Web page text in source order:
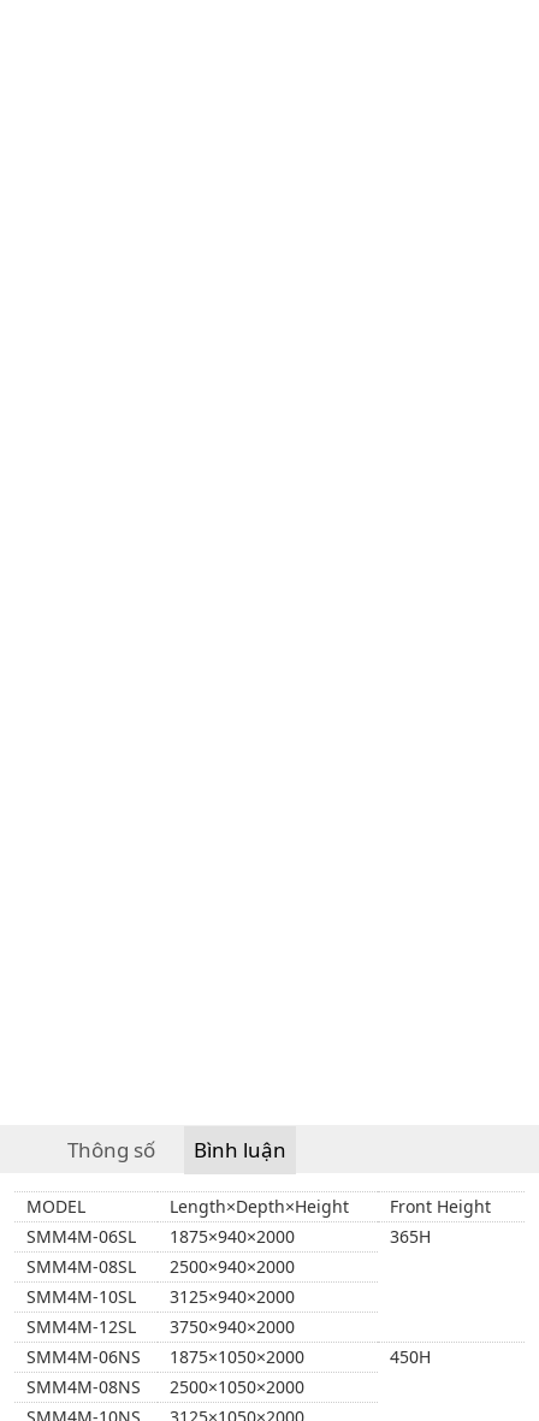
Thông số Bình luận
MODEL Length×Depth×Height
Front Height
SMM4M-06SL
1875×940×2000
365H
SMM4M-08SL
2500×940×2000
SMM4M-10SL
3125×940×2000
SMM4M-12SL
3750×940×2000
SMM4M-06NS
1875×1050×2000
450H
SMM4M-08NS
2500×1050×2000